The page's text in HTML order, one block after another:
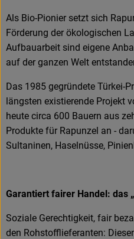
Als Bio-Pionier setzt sich
Förderung der ökologischen
Aufbauarbeit sind eigene
auf der ganzen Welt
Das 1985 gegründete Türkei-
längsten existierende Projekt
heute circa 600 Bauern aus
Produkte für Rapunzel an -
Sultaninen, Haselnüsse,
Garantiert fairer Handel: das
Soziale Gerechtigkeit, fair
den Rohstofflieferanten: